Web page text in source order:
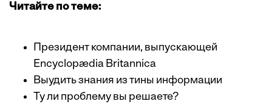
Читайте по теме:
Президент компании, выпускающей
Encyclopædia Britannica
Выудить знания из тины информации
Ту ли проблему вы решаете?